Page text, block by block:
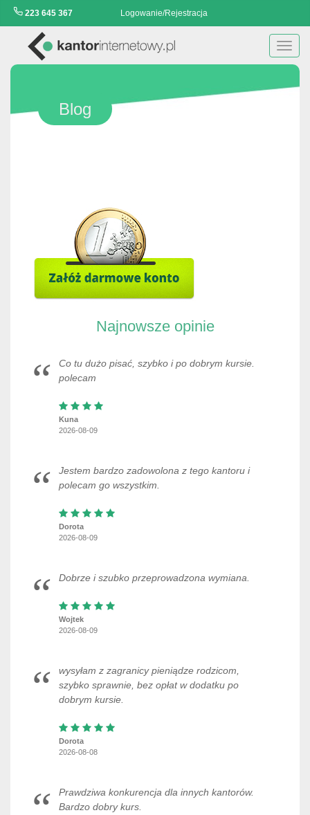
223 645 367 Logowanie/Rejestracja
Blog
Najnowsze opinie
Co tu dużo pisać, szybko i po dobrym kursie.
polecam
Kuna
2026-08-09
Jestem bardzo zadowolona z tego kantoru i
polecam go wszystkim.
Dorota
2026-08-09
Dobrze i szubko przeprowadzona wymiana.
Wojtek
2026-08-09
wysyłam z zagranicy pieniądze rodzicom,
szybko sprawnie, bez opłat w dodatku po
dobrym kursie.
Dorota
2026-08-08
Prawdziwa konkurencja dla innych kantorów.
Bardzo dobry kurs.